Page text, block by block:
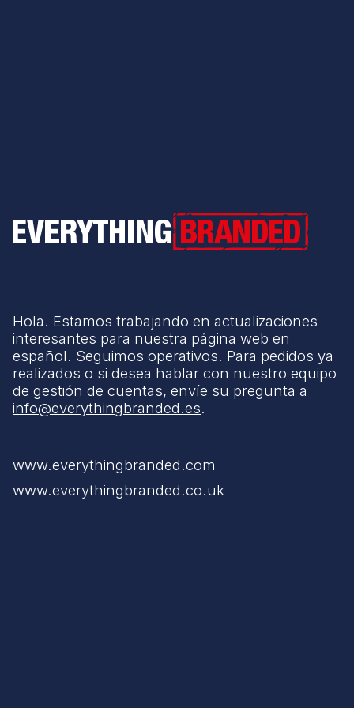
Everything Branded
Hola. Estamos trabajando en actualizaciones
interesantes para nuestra página web en
español. Seguimos operativos. Para pedidos ya
realizados o si desea hablar con nuestro equipo
de gestión de cuentas, envíe su pregunta a
info@everythingbranded.es.
www.everythingbranded.com
www.everythingbranded.co.uk